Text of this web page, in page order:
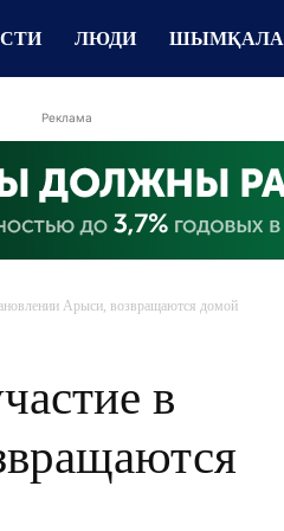
ЛЮДИ ШЫМҚАЛА
Реклама
Арыси, возвращаются домой
в